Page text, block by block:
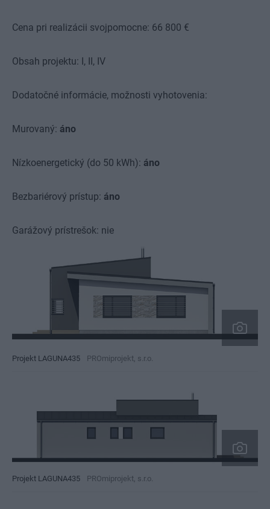
Cena pri realizácii svojpomocne: 66 800 €
Obsah projektu: I, II, IV
Dodatočné informácie, možnosti vyhotovenia:
Murovaný: áno
Nízkoenergetický (do 50 kWh): áno
Bezbariérový prístup: áno
Garážový prístrešok: nie
Projekt LAGUNA435 PROmiprojekt, s.r.o.
Projekt LAGUNA435 PROmiprojekt, s.r.o.